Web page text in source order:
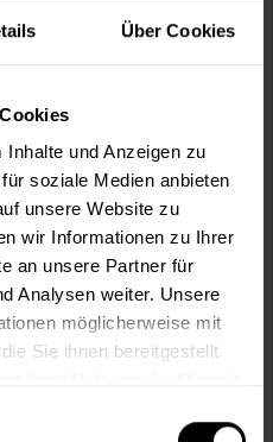
Über Cookies
und Anzeigen zu
soziale Medien anbieten
unsere Website zu
wir Informationen zu Ihrer
an unsere Partner für
Analysen weiter. Unsere
möglicherweise mit
Sie ihnen bereitgestellt
rostfrei
mit durchgehender
Holzgriff.
€